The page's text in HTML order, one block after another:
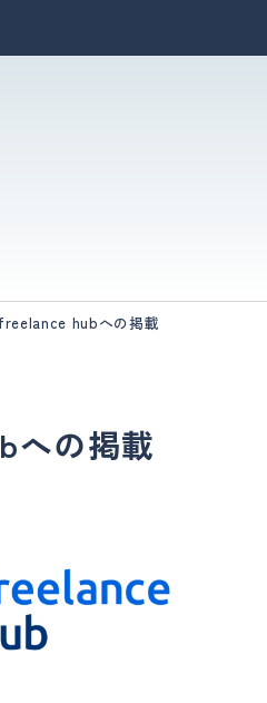
freelance hubへの掲載
への掲載